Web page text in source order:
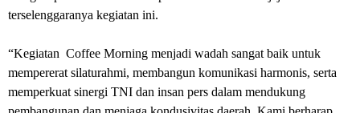
terselenggaranya kegiatan ini.
“Kegiatan Coffee Morning menjadi wadah sangat baik untuk
mempererat silaturahmi, membangun komunikasi harmonis, serta
memperkuat sinergi TNI dan insan pers dalam mendukung